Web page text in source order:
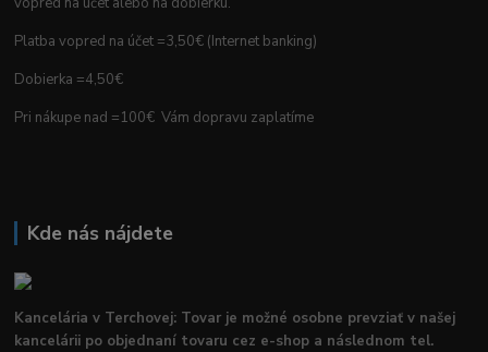
Platba vopred na účet =3,50€ (Internet banking)
Dobierka =4,50€
Pri nákupe nad =100€ Vám dopravu zaplatíme
Kde nás nájdete
Kancelária v Terchovej: Tovar je možné osobne prevziať v našej
kancelárii po objednaní tovaru cez e-shop a následnom tel.